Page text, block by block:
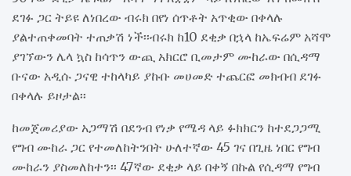
ደገፉ ጋር ትይዩ ለነበረው ብሩክ በየነ ሰጥቶት አጥቂው በቀላሉ
ያልተጠቀመባት ተጠቃሽ ነች፡፡ብሩክ ከ10 ደቂቃ በኋላ ከኤፍሬም አሻሞ
ያገኘውን ሌላ ኳስ ከሳጥን ውጪ አክርሮ ቢመታም ሙከራው በሲዳማ
ቡናው አዲሱ ጋናዊ ተከላካይ ያኩቡ መሀመድ ተጨርፎ መክብብ ደገፉ
በቀላሉ ይዞታል፡፡
ከመጀመሪያው አጋማሽ በደንብ የነቃ የሜዳ ላይ ፉክክርን ከተደጋጋሚ
የግብ ሙከራ ጋር የተመለከትንበት ሁለተኛው 45 ገና በጊዜ ነበር የግብ
ሙከራን ያስመለከተን፡፡ 47ኛው ደቂቃ ላይ በቀኝ በኩል የሲዳማ የግብ